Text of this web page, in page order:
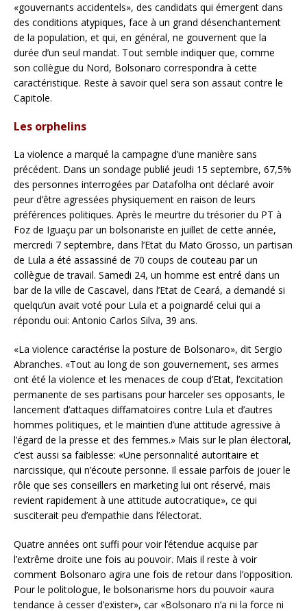
«gouvernants accidentels», des candidats qui émergent dans
des conditions atypiques, face à un grand désenchantement
de la population, et qui, en général, ne gouvernent que la
durée d’un seul mandat. Tout semble indiquer que, comme
son collègue du Nord, Bolsonaro correspondra à cette
caractéristique. Reste à savoir quel sera son assaut contre le
Capitole.
Les orphelins
La violence a marqué la campagne d’une manière sans
précédent. Dans un sondage publié jeudi 15 septembre, 67,5%
des personnes interrogées par Datafolha ont déclaré avoir
peur d’être agressées physiquement en raison de leurs
préférences politiques. Après le meurtre du trésorier du PT à
Foz de Iguaçu par un bolsonariste en juillet de cette année,
mercredi 7 septembre, dans l’Etat du Mato Grosso, un partisan
de Lula a été assassiné de 70 coups de couteau par un
collègue de travail. Samedi 24, un homme est entré dans un
bar de la ville de Cascavel, dans l’Etat de Ceará, a demandé si
quelqu’un avait voté pour Lula et a poignardé celui qui a
répondu oui: Antonio Carlos Silva, 39 ans.
«La violence caractérise la posture de Bolsonaro», dit Sergio
Abranches. «Tout au long de son gouvernement, ses armes
ont été la violence et les menaces de coup d’Etat, l’excitation
permanente de ses partisans pour harceler ses opposants, le
lancement d’attaques diffamatoires contre Lula et d’autres
hommes politiques, et le maintien d’une attitude agressive à
l’égard de la presse et des femmes.» Mais sur le plan électoral,
c’est aussi sa faiblesse: «Une personnalité autoritaire et
narcissique, qui n’écoute personne. Il essaie parfois de jouer le
rôle que ses conseillers en marketing lui ont réservé, mais
revient rapidement à une attitude autocratique», ce qui
susciterait peu d’empathie dans l’électorat.
Quatre années ont suffi pour voir l’étendue acquise par
l’extrême droite une fois au pouvoir. Mais il reste à voir
comment Bolsonaro agira une fois de retour dans l’opposition.
Pour le politologue, le bolsonarisme hors du pouvoir «aura
tendance à cesser d’exister», car «Bolsonaro n’a ni la force ni